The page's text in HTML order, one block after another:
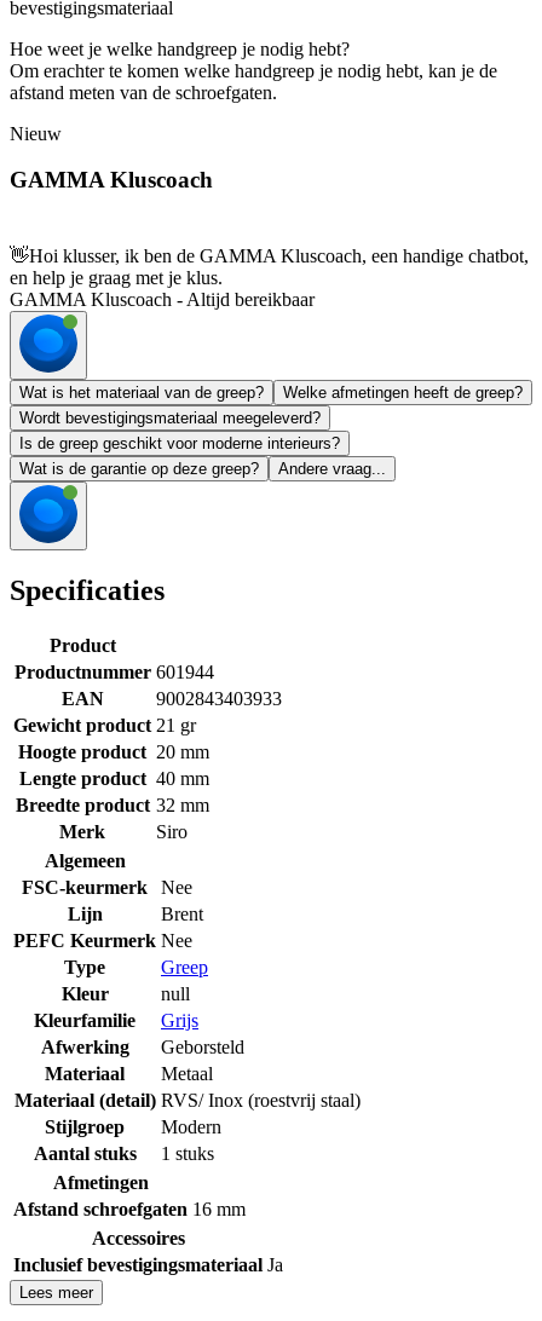
bevestigingsmateriaal
Hoe weet je welke handgreep je nodig hebt?
Om erachter te komen welke handgreep je nodig hebt, kan je de
afstand meten van de schroefgaten.
Nieuw
GAMMA Kluscoach
👋Hoi klusser, ik ben de GAMMA Kluscoach, een handige chatbot,
en help je graag met je klus.
GAMMA Kluscoach - Altijd bereikbaar
Wat is het materiaal van de greep?
Welke afmetingen heeft de greep?
Wordt bevestigingsmateriaal meegeleverd?
Is de greep geschikt voor moderne interieurs?
Wat is de garantie op deze greep?
Andere vraag...
Specificaties
Product
Productnummer 601944
EAN
9002843403933
Gewicht product 21 gr
Hoogte product 20 mm
Lengte product 40 mm
Breedte product 32 mm
Merk
Siro
Algemeen
FSC-keurmerk
Nee
Lijn
Brent
PEFC Keurmerk Nee
Type
Greep
Kleur
null
Kleurfamilie
Grijs
Afwerking
Geborsteld
Materiaal
Metaal
Materiaal (detail) RVS/ Inox (roestvrij staal)
Stijlgroep
Modern
Aantal stuks
1 stuks
Afmetingen
Afstand schroefgaten 16 mm
Accessoires
Inclusief bevestigingsmateriaal Ja
Lees meer